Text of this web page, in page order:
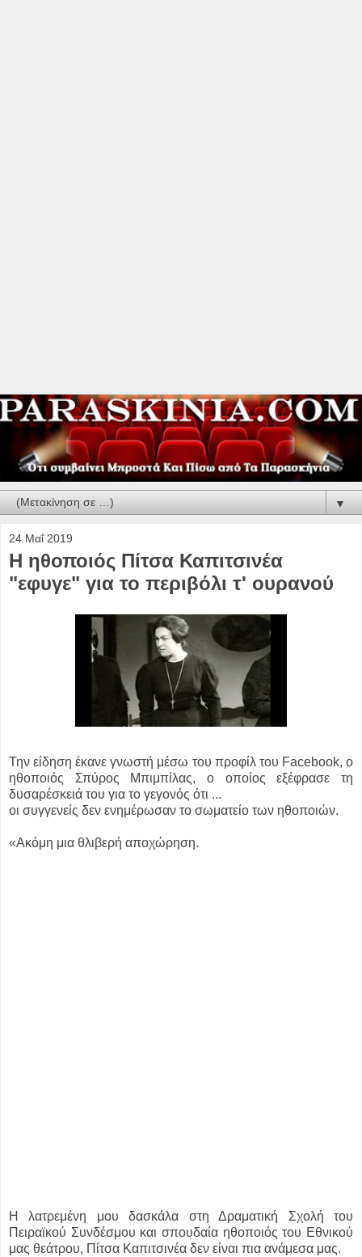
▼
24 Μαΐ 2019
Η ηθοποιός Πίτσα Καπιτσινέα
"εφυγε" για το περιβόλι τ' ουρανού
Την είδηση έκανε γνωστή μέσω του προφίλ του Facebook, ο
ηθοποιός Σπύρος Μπιμπίλας, ο οποίος εξέφρασε τη
δυσαρέσκειά του για το γεγονός ότι ...
οι συγγενείς δεν ενημέρωσαν το σωματείο των ηθοποιών.
«Ακόμη μια θλιβερή αποχώρηση.
Η λατρεμένη μου δασκάλα στη Δραματική Σχολή του
Πειραϊκού Συνδέσμου και σπουδαία ηθοποιός του Εθνικού
μας θεάτρου, Πίτσα Καπιτσινέα δεν είναι πια ανάμεσα μας.